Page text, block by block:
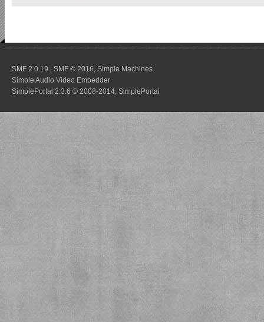
SMF 2.0.19 | SMF © 2016 Simple Machines
Simple Audio Video Embedder
SimplePortal 2.3.6 © 2008-2014, SimplePortal